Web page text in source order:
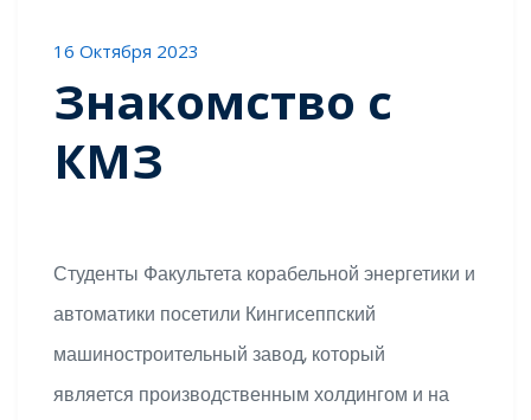
16 Октября 2023
Знакомство с
КМЗ
Студенты Факультета корабельной энергетики и
автоматики посетили Кингисеппский
машиностроительный завод, который
является производственным холдингом и на